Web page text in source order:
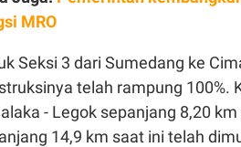
MRO
Seksi 3 dari Sumedang ke
telah rampung 100%.
- Legok sepanjang 8,20
14,9 km saat ini telah